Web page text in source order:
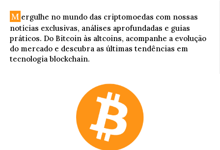
M ergulhe no mundo das criptomoedas com nossas
notícias exclusivas, análises aprofundadas e guias
práticos. Do Bitcoin às altcoins, acompanhe a evolução
do mercado e descubra as últimas tendências em
tecnologia blockchain.